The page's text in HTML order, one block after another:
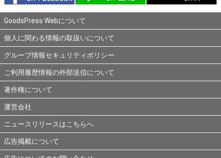
GoodsPress Webについて
個人に関わる情報の取扱いについて
グループ情報セキュリティポリシー
ご利用履歴情報の外部送信について
著作権について
運営会社
ニュースリリースはこちらへ
広告掲載について